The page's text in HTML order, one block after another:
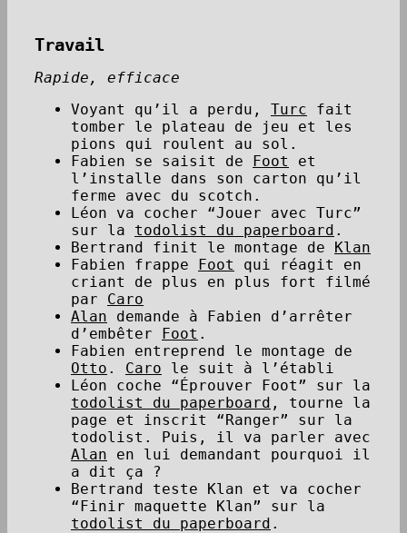
Travail
Rapide, efficace
Voyant qu’il a perdu, Turc fait
tomber le plateau de jeu et les
pions qui roulent au sol.
Fabien se saisit de Foot
et
l’installe dans son carton qu’il
ferme avec du scotch.
Léon va cocher “Jouer avec Turc”
sur la todolist du paperboard .
Bertrand finit le montage de Klan
Fabien frappe Foot
qui réagit en
criant de plus en plus fort filmé
par Caro
Alan demande à Fabien d’arrêter
d’embêter Foot .
Fabien entreprend le montage de
Otto . Caro le suit à l’établi
Léon coche “Éprouver Foot” sur la
todolist du paperboard , tourne la
page et inscrit “Ranger” sur la
todolist. Puis, il va parler avec
Alan en lui demandant pourquoi il
a dit ça ?
Bertrand teste Klan et va cocher
“Finir maquette Klan” sur la
todolist du paperboard .